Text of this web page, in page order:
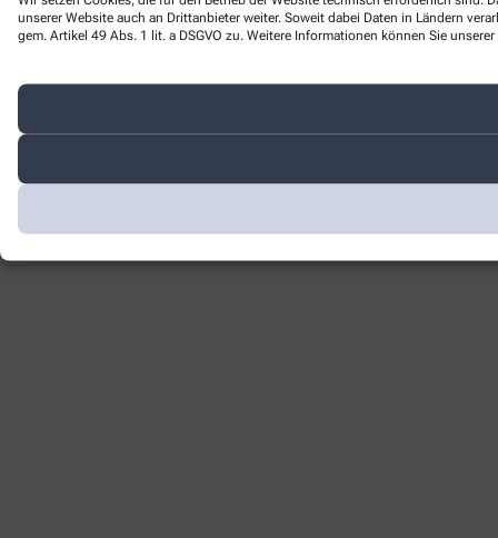
unserer Website auch an Drittanbieter weiter. Soweit dabei Daten in Ländern
gem. Artikel 49 Abs. 1 lit. a DSGVO zu. Weitere Informationen können Sie unserer